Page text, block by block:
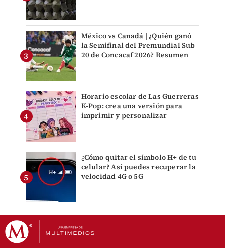
México vs Canadá | ¿Quién ganó
la Semifinal del Premundial Sub
20 de Concacaf 2026? Resumen
Horario escolar de Las Guerreras
K-Pop: crea una versión para
imprimir y personalizar
¿Cómo quitar el símbolo H+ de tu
celular? Así puedes recuperar la
velocidad 4G o 5G